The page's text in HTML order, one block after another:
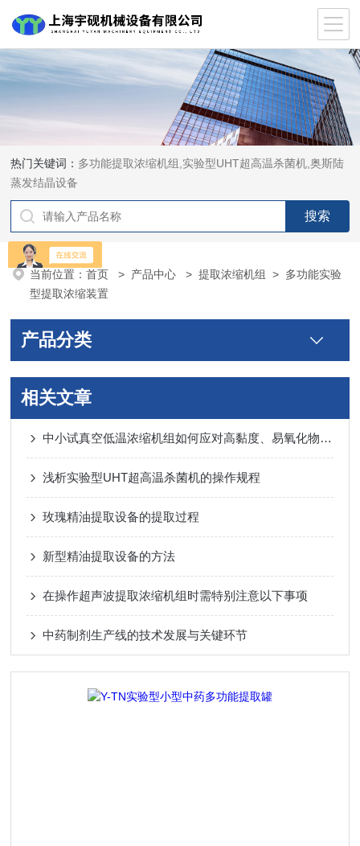
热门关键词： 多功能提取浓缩机组,实验型UHT超高温杀菌机,奥斯陆
蒸发结晶设备
当前位置：首页 > 产品中心 >提取浓缩机组 > 多功能实验
型提取浓缩装置
产品分类
相关文章
中小试真空低温浓缩机组如何应对高黏度、易氧化物料？
浅析实验型UHT超高温杀菌机的操作规程
玫瑰精油提取设备的提取过程
新型精油提取设备的方法
在操作超声波提取浓缩机组时需特别注意以下事项
中药制剂生产线的技术发展与关键环节